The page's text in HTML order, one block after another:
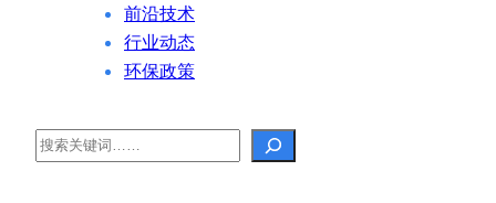
前沿技术
行业动态
环保政策
Search